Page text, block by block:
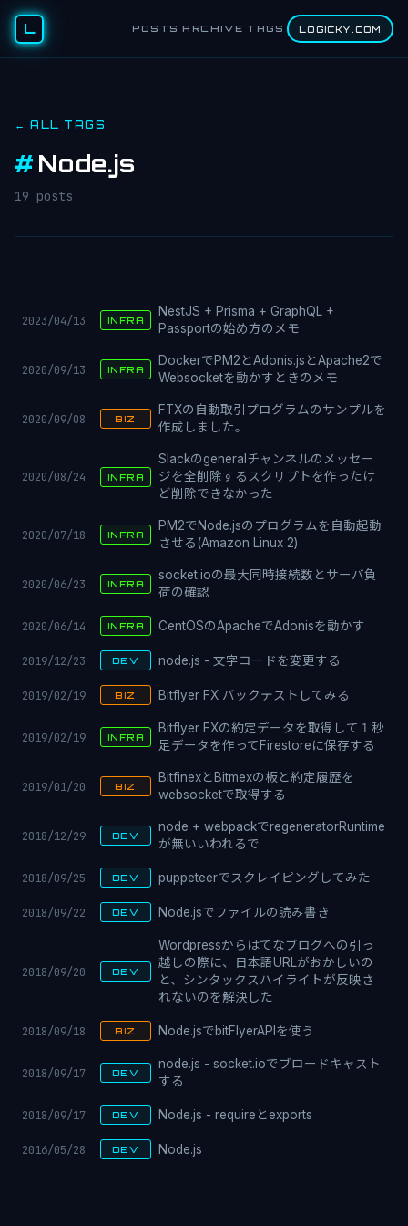
L POSTS ARCHIVE TAGS LOGICKY.COM
← ALL TAGS
# Node.js
19 posts
2023/04/13 INFRA
NestJS + Prisma + GraphQL +
Passportの始め方のメモ
2020/09/13 INFRA
DockerでPM2とAdonis.jsとApache2で
Websocketを動かすときのメモ
2020/09/08 BIZ
FTXの自動取引プログラムのサンプルを
作成しました。
2020/08/24 INFRA
Slackのgeneralチャンネルのメッセー
ジを全削除するスクリプトを作ったけ
ど削除できなかった
2020/07/18 INFRA
PM2でNode.jsのプログラムを自動起動
させる(Amazon Linux 2)
2020/06/23 INFRA
socket.ioの最大同時接続数とサーバ負
荷の確認
2020/06/14 INFRA CentOSのApacheでAdonisを動かす
2019/12/23 DEV node.js - 文字コードを変更する
2019/02/19 BIZ Bitflyer FX バックテストしてみる
2019/02/19 INFRA
Bitflyer FXの約定データを取得して１秒
足データを作ってFirestoreに保存する
2019/01/20 BIZ
BitfinexとBitmexの板と約定履歴を
websocketで取得する
2018/12/29 DEV
node + webpackでregeneratorRuntime
が無いいわれるで
2018/09/25 DEV puppeteerでスクレイピングしてみた
2018/09/22 DEV Node.jsでファイルの読み書き
2018/09/20 DEV
Wordpressからはてなブログへの引っ
越しの際に、日本語URLがおかしいの
と、シンタックスハイライトが反映さ
れないのを解決した
2018/09/18 BIZ Node.jsでbitFlyerAPIを使う
2018/09/17 DEV
node.js - socket.ioでブロードキャスト
する
2018/09/17 DEV Node.js - requireとexports
2016/05/28 DEV Node.js